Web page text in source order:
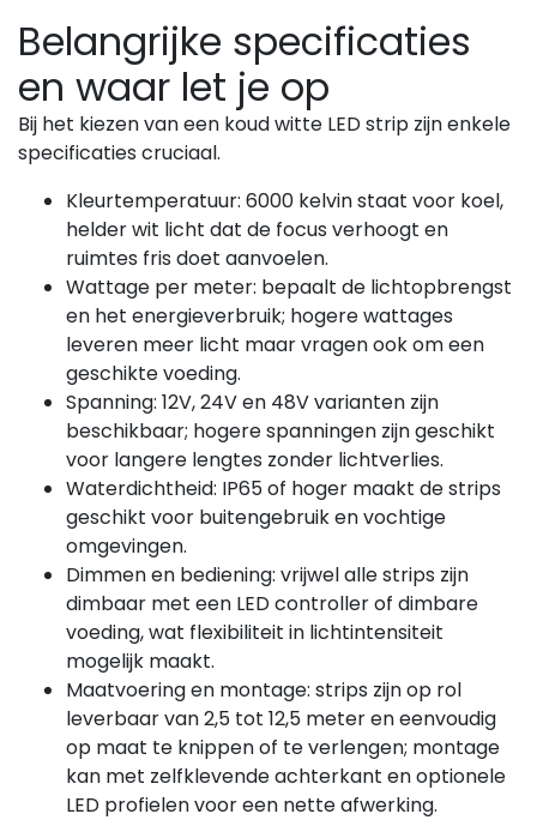
Belangrijke specificaties
en waar let je op
Bij het kiezen van een koud witte LED strip zijn enkele
specificaties cruciaal.
Kleurtemperatuur: 6000 kelvin staat voor koel,
helder wit licht dat de focus verhoogt en
ruimtes fris doet aanvoelen.
Wattage per meter: bepaalt de lichtopbrengst
en het energieverbruik; hogere wattages
leveren meer licht maar vragen ook om een
geschikte voeding.
Spanning: 12V, 24V en 48V varianten zijn
beschikbaar; hogere spanningen zijn geschikt
voor langere lengtes zonder lichtverlies.
Waterdichtheid: IP65 of hoger maakt de strips
geschikt voor buitengebruik en vochtige
omgevingen.
Dimmen en bediening: vrijwel alle strips zijn
dimbaar met een LED controller of dimbare
voeding, wat flexibiliteit in lichtintensiteit
mogelijk maakt.
Maatvoering en montage: strips zijn op rol
leverbaar van 2,5 tot 12,5 meter en eenvoudig
op maat te knippen of te verlengen; montage
kan met zelfklevende achterkant en optionele
LED profielen voor een nette afwerking.